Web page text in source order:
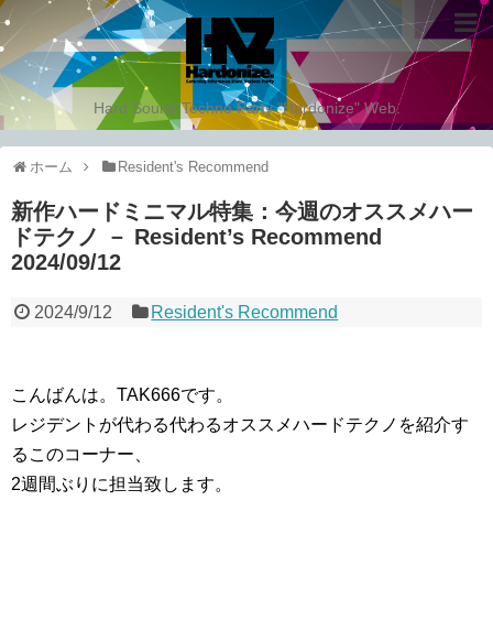
Hard Sound Techno Party "Hardonize" Web.
ホーム Resident's Recommend
新作ハードミニマル特集：今週のオススメハー
ドテクノ － Resident’s Recommend
2024/09/12
2024/9/12 Resident's Recommend
こんばんは。TAK666です。
レジデントが代わる代わるオススメハードテクノを紹介す
るこのコーナー、
2週間ぶりに担当致します。